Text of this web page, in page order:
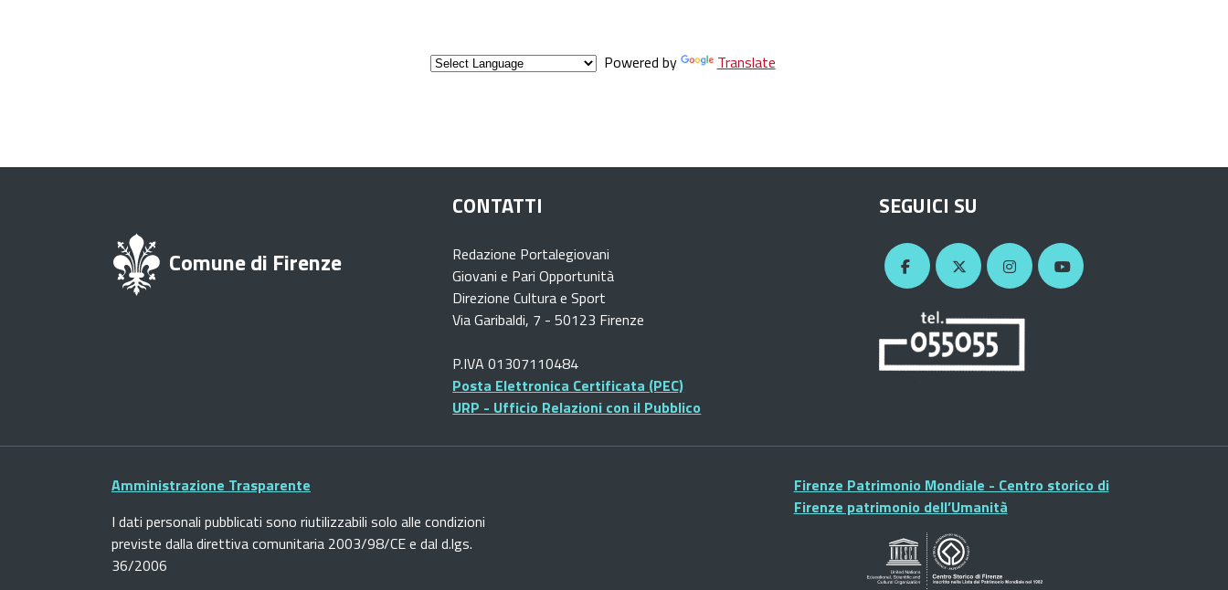
Powered by Translate
Comune di Firenze
CONTATTI
Redazione Portalegiovani
Giovani e Pari Opportunità
Direzione Cultura e Sport
Via Garibaldi, 7 - 50123 Firenze
P.IVA 01307110484
Posta Elettronica Certificata (PEC)
URP - Ufficio Relazioni con il Pubblico
SEGUICI SU
Amministrazione Trasparente
I dati personali pubblicati sono riutilizzabili solo alle condizioni
previste dalla direttiva comunitaria 2003/98/CE e dal d.lgs.
36/2006
Firenze Patrimonio Mondiale - Centro storico di
Firenze patrimonio dell’Umanità